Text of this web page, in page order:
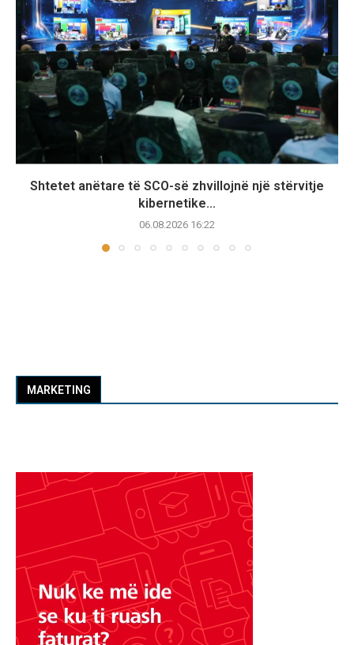
Shtetet anëtare të SCO-së zhvillojnë një stërvitje
kibernetike...
06.08.2026 16:22
MARKETING